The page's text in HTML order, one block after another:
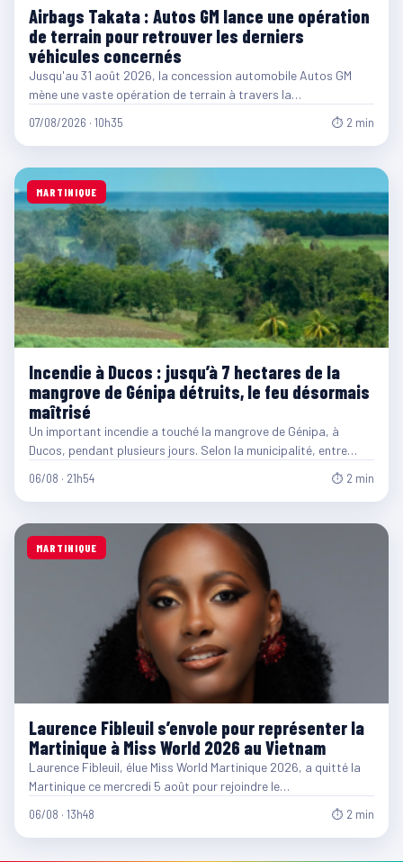
Airbags Takata : Autos GM lance une opération
de terrain pour retrouver les derniers
véhicules concernés
Jusqu'au 31 août 2026, la concession automobile Autos GM
mène une vaste opération de terrain à travers la…
07/08/2026 · 10h35 ⏱ 2 min
MARTINIQUE
Incendie à Ducos : jusqu’à 7 hectares de la
mangrove de Génipa détruits, le feu désormais
maîtrisé
Un important incendie a touché la mangrove de Génipa, à
Ducos, pendant plusieurs jours. Selon la municipalité, entre…
06/08 · 21h54 ⏱ 2 min
MARTINIQUE
Laurence Fibleuil s’envole pour représenter la
Martinique à Miss World 2026 au Vietnam
Laurence Fibleuil, élue Miss World Martinique 2026, a quitté la
Martinique ce mercredi 5 août pour rejoindre le…
06/08 · 13h48 ⏱ 2 min